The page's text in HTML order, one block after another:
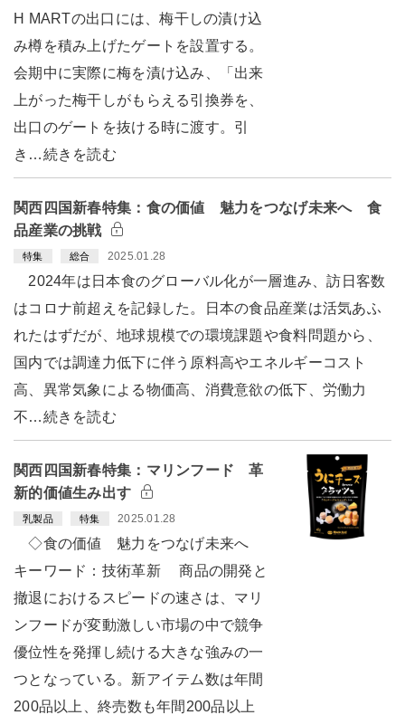
H MARTの出口には、梅干しの漬け込
み樽を積み上げたゲートを設置する。
会期中に実際に梅を漬け込み、「出来
上がった梅干しがもらえる引換券を、
出口のゲートを抜ける時に渡す。引
き…続きを読む
関西四国新春特集：食の価値 魅力をつなげ未来へ 食
品産業の挑戦
特集 総合 2025.01.28
2024年は日本食のグローバル化が一層進み、訪日客数
はコロナ前超えを記録した。日本の食品産業は活気あふ
れたはずだが、地球規模での環境課題や食料問題から、
国内では調達力低下に伴う原料高やエネルギーコスト
高、異常気象による物価高、消費意欲の低下、労働力
不…続きを読む
関西四国新春特集：マリンフード 革
新的価値生み出す
乳製品 特集 2025.01.28
◇食の価値 魅力をつなげ未来へ
キーワード：技術革新 商品の開発と
撤退におけるスピードの速さは、マリ
ンフードが変動激しい市場の中で競争
優位性を発揮し続ける大きな強みの一
つとなっている。新アイテム数は年間
200品以上、終売数も年間200品以上